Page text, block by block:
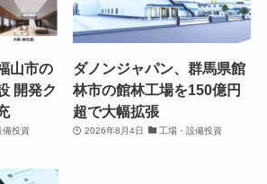
山市の
開発ク
備投資
ダノンジャパン、群馬県館
林市の館林工場を150億円
超で大幅拡張
2026年8月4日 工場・設備投資